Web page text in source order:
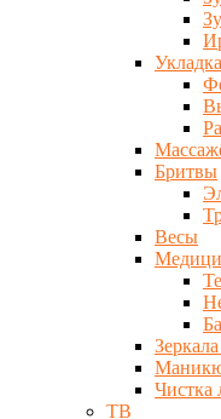
Бритвы
Весы
Чистка
ТВ